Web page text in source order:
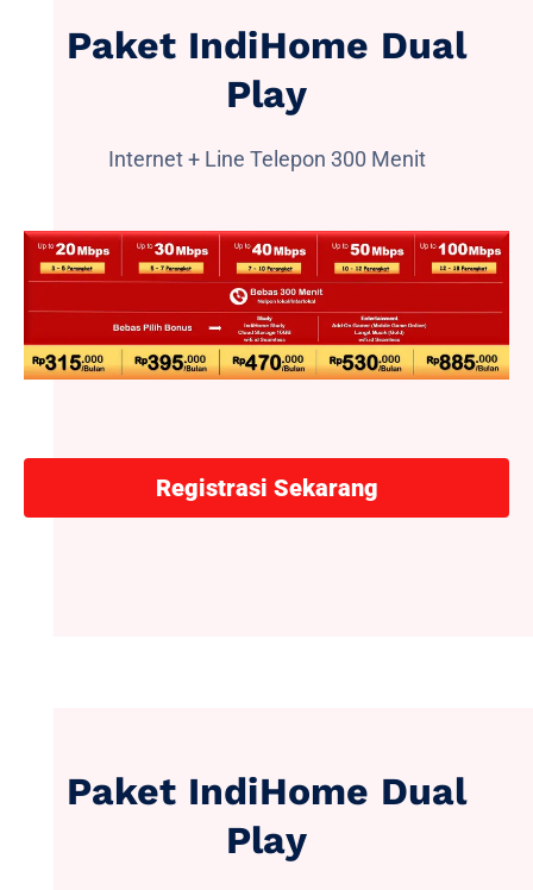
Paket IndiHome Dual
Play
Internet + Line Telepon 300 Menit
Registrasi Sekarang
Paket IndiHome Dual
Play